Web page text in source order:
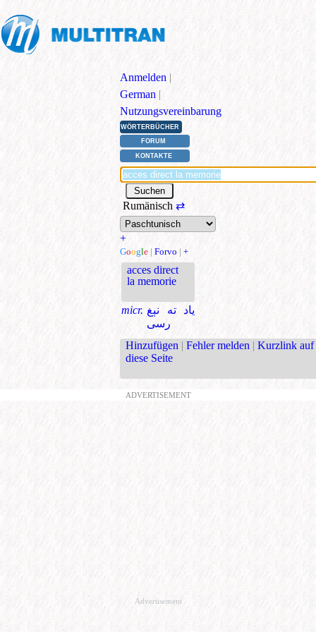
Anmelden |
German |
Nutzungsvereinbarung
WÖRTERBÜCHER
FORUM
KONTAKTE
Rumänisch ⇄
+
Google | Forvo | +
acces direct
la memorie
micr. یاد ته نېغ
رسی
Hinzufügen | Fehler melden | Kurzlink auf
diese Seite
ADVERTISEMENT
Advertisement